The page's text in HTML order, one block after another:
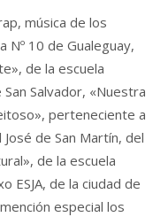
música de los
Nº 10 de Gualeguay,
de la escuela
Salvador, «Nuestra
perteneciente a
de San Martín, del
de la escuela
ESJA, de la ciudad de
especial los